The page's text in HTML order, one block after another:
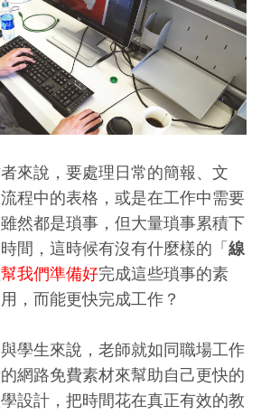
來說，要處理日常的簡報、文
程中的表格，或是在工作中需要
然都是瑣事，但大量瑣事累積下
間，這時候有沒有什麼樣的「 線
幫我們準備好完成這些瑣事的素
，而能更快完成工作？
學生來說，老師就如同職場工作
網路免費素材來幫助自己更快的
設計，把時間花在真正有效的教